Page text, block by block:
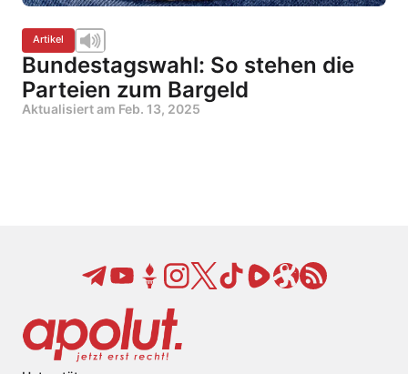
Artikel
Bundestagswahl: So stehen die
Parteien zum Bargeld
Aktualisiert am Feb. 13, 2025